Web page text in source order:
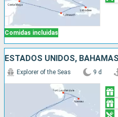
Comidas incluidas
Explorer of the Seas 9 d